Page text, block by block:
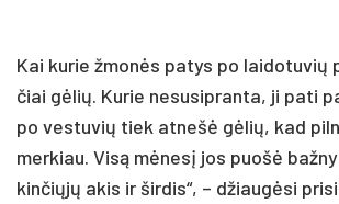
Kai ku­rie žmo­nės pa­tys po
čiai gė­lių. Ku­rie ne­su­sip­ran­ta, ji pa­ti
po ves­tu­vių tiek at­ne­šė gė­lių, kad
mer­kiau. Vi­są mė­ne­sį jos puo­šė
kin­čių­jų akis ir šir­dis“, – džiau­gė­si